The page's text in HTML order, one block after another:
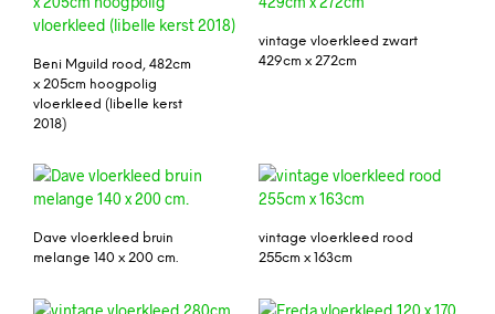
Beni Mguild rood, 482cm
x 205cm hoogpolig
vloerkleed (libelle kerst
2018)
vintage vloerkleed zwart
429cm x 272cm
Dave vloerkleed bruin
melange 140 x 200 cm.
vintage vloerkleed rood
255cm x 163cm